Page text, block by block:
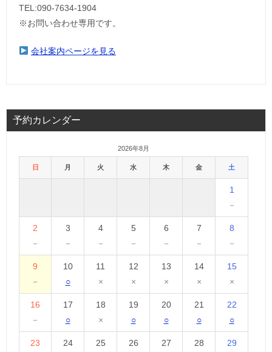
TEL:090-7634-1904
※お問い合わせ専用です。
会社案内ページを見る
予約カレンダー
2026年8月
日 月 火 水 木 金 土
1
－
2
－
3
－
4
－
5
－
6
－
7
－
8
－
9
－
10
○
11
×
12
×
13
×
14
×
15
×
16
－
17
○
18
×
19
○
20
○
21
○
22
○
23
24
25
26
27
28
29